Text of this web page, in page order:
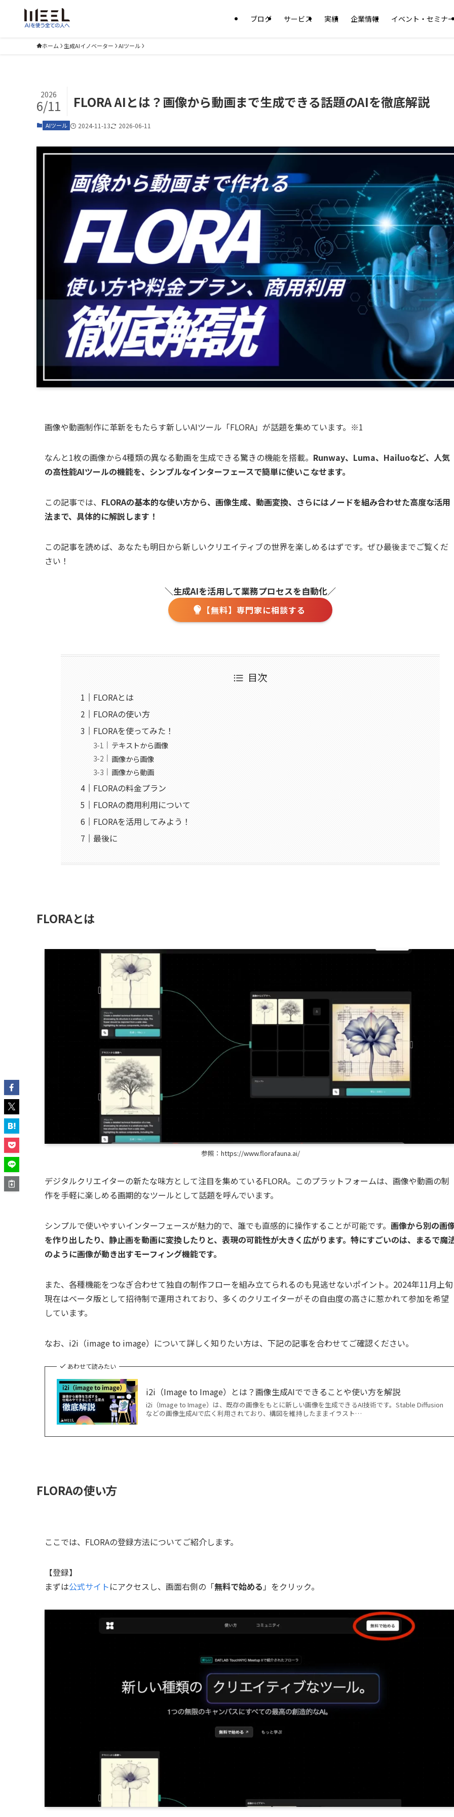
ブログ サービス 実績 企業情報 イベント・セミナ
ホーム 生成AIイノベーター AIツール
FLORA AIとは？画像から動画まで生成できる話題のAIを徹底解説
2026
6/11
AIツール 2024-11-13 2026-06-11
画像や動画制作に革新をもたらす新しいAIツール「FLORA」が話題を集めています。※1
なんと1枚の画像から4種類の異なる動画を生成できる驚きの機能を搭載。 Runway、Luma、Hailuoなど、人気
の高性能AIツールの機能を、シンプルなインターフェースで簡単に使いこなせます。
この記事では、 FLORAの基本的な使い方から、画像生成、動画変換、さらにはノードを組み合わせた高度な活用
法まで、具体的に解説します！
この記事を読めば、あなたも明日から新しいクリエイティブの世界を楽しめるはずです。ぜひ最後までご覧くだ
さい！
＼生成AIを活用して業務プロセスを自動化／
【無料】専門家に相談する
目次
FLORAとは
FLORAの使い方
FLORAを使ってみた！
テキストから画像
画像から画像
画像から動画
FLORAの料金プラン
FLORAの商用利用について
FLORAを活用してみよう！
最後に
FLORAとは
参照： https://www.florafauna.ai/
デジタルクリエイターの新たな味方として注目を集めているFLORA。このプラットフォームは、画像や動画の制
作を手軽に楽しめる画期的なツールとして話題を呼んでいます。
シンプルで使いやすいインターフェースが魅力的で、誰でも直感的に操作することが可能です。 画像から別の画
を作り出したり、静止画を動画に変換したりと、表現の可能性が大きく広がります。特にすごいのは、まるで魔
のように画像が動き出すモーフィング機能です。
また、各種機能をつなぎ合わせて独自の制作フローを組み立てられるのも見逃せないポイント。2024年11月上旬
現在はベータ版として招待制で運用されており、多くのクリエイターがその自由度の高さに惹かれて参加を希望
しています。
なお、i2i（image to image）について詳しく知りたい方は、下記の記事を合わせてご確認ください。
あわせて読みたい
i2i（Image to Image）とは？画像生成AIでできることや使い方を解説
i2i（Image to Image）は、既存の画像をもとに新しい画像を生成できるAI技術です。Stable Diffusion
などの画像生成AIで広く利用されており、構図を維持したままイラスト…
FLORAの使い方
ここでは、FLORAの登録方法についてご紹介します。
【登録】
まずは公式サイトにアクセスし、画面右側の「無料で始める 」をクリック。